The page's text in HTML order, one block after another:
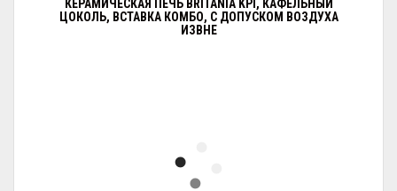
КЕРАМИЧЕСКАЯ ПЕЧЬ BRITANIA KPI, КАФЕЛЬНЫЙ
ЦОКОЛЬ, ВСТАВКА КОМБО, С ДОПУСКОМ ВОЗДУХА
ИЗВНЕ